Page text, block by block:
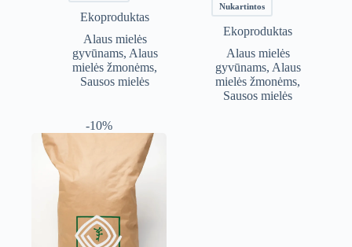
Ekoproduktas
Alaus mielės
gyvūnams, Alaus
mielės žmonėms,
Sausos mielės
Nukartintos
Ekoproduktas
Alaus mielės
gyvūnams, Alaus
mielės žmonėms,
Sausos mielės
-10%